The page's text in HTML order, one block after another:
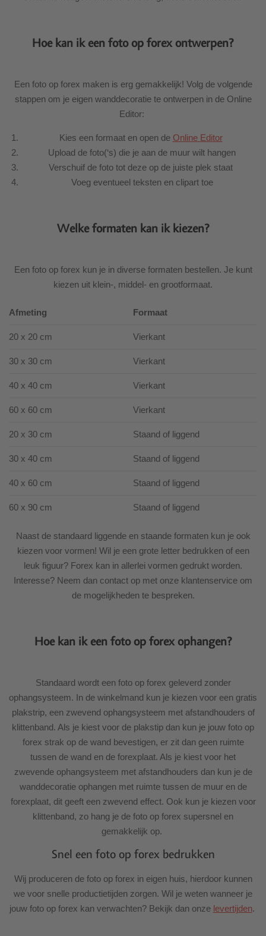
Hoe kan ik een foto op forex ontwerpen?
Een foto op forex maken is erg gemakkelijk! Volg de volgende
stappen om je eigen wanddecoratie te ontwerpen in de Online
Editor:
Kies een formaat en open de Online Editor
Upload de foto(‘s) die je aan de muur wilt hangen
Verschuif de foto tot deze op de juiste plek staat
Voeg eventueel teksten en clipart toe
Welke formaten kan ik kiezen?
Een foto op forex kun je in diverse formaten bestellen. Je kunt
kiezen uit klein-, middel- en grootformaat.
Afmeting Formaat
20 x 20 cm Vierkant
30 x 30 cm Vierkant
40 x 40 cm Vierkant
60 x 60 cm Vierkant
20 x 30 cm Staand of liggend
30 x 40 cm Staand of liggend
40 x 60 cm Staand of liggend
60 x 90 cm Staand of liggend
Naast de standaard liggende en staande formaten kun je ook
kiezen voor vormen! Wil je een grote letter bedrukken of een
leuk figuur? Forex kan in allerlei vormen gedrukt worden.
Interesse? Neem dan contact op met onze klantenservice om
de mogelijkheden te bespreken.
Hoe kan ik een foto op forex ophangen?
Standaard wordt een foto op forex geleverd zonder
ophangsysteem. In de winkelmand kun je kiezen voor een gratis
plakstrip, een zwevend ophangsysteem met afstandhouders of
klittenband. Als je kiest voor de plakstip dan kun je jouw foto op
forex strak op de wand bevestigen, er zit dan geen ruimte
tussen de wand en de forexplaat. Als je kiest voor het
zwevende ophangsysteem met afstandhouders dan kun je de
wanddecoratie ophangen met ruimte tussen de muur en de
forexplaat, dit geeft een zwevend effect. Ook kun je kiezen voor
klittenband, zo hang je de foto op forex supersnel en
gemakkelijk op.
Snel een foto op forex bedrukken
Wij produceren de foto op forex in eigen huis, hierdoor kunnen
we voor snelle productietijden zorgen. Wil je weten wanneer je
jouw foto op forex kan verwachten? Bekijk dan onze levertijden.